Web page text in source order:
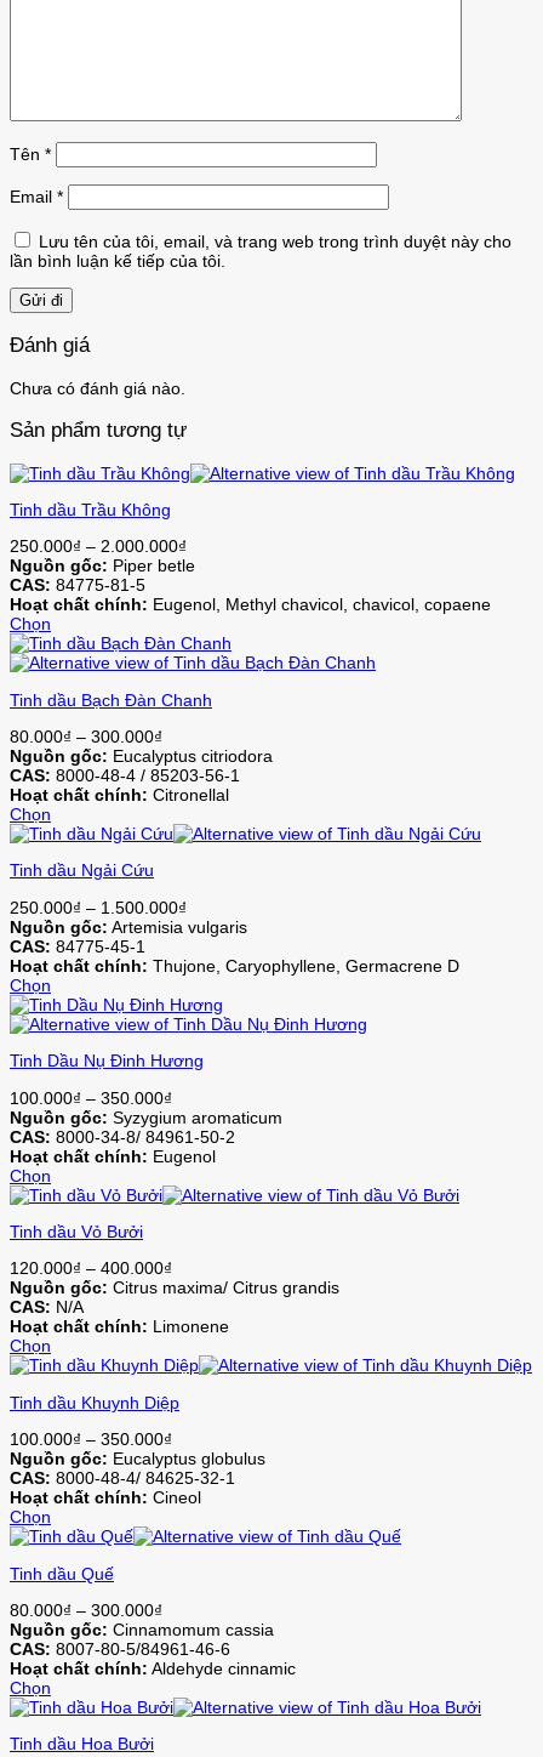
Tên *
Email *
Lưu tên của tôi, email, và trang web trong trình duyệt này cho
lần bình luận kế tiếp của tôi.
Đánh giá
Chưa có đánh giá nào.
Sản phẩm tương tự
Tinh dầu Trầu Không
250.000₫ – 2.000.000₫
giá:
250.000₫
2.000.000₫
Nguồn gốc: Piper betle
CAS: 84775-81-5
Hoạt chất chính: Eugenol, Methyl chavicol, chavicol, copaene
Chọn
Sản
phẩm
có
biến
thể.
Các
tùy
chọn
có
được
trên
trang
sản
phẩm
Tinh dầu Bạch Đàn Chanh
80.000₫ – 300.000₫
giá:
từ
80.000₫
300.000₫
Nguồn gốc: Eucalyptus citriodora
CAS: 8000-48-4 / 85203-56-1
Hoạt chất chính: Citronellal
Chọn
Sản
này
nhiều
biến
thể.
Các
tùy
chọn
có
được
trên
trang
sản
phẩm
Tinh dầu Ngải Cứu
250.000₫ – 1.500.000₫
giá:
250.000₫
1.500.000₫
Nguồn gốc: Artemisia vulgaris
CAS: 84775-45-1
Hoạt chất chính: Thujone, Caryophyllene, Germacrene D
Chọn
Sản
phẩm
có
biến
thể.
Các
tùy
chọn
có
được
trên
trang
sản
phẩm
Tinh Dầu Nụ Đinh Hương
100.000₫ – 350.000₫
giá:
từ
100.000₫
350.000₫
Nguồn gốc: Syzygium aromaticum
CAS: 8000-34-8/ 84961-50-2
Hoạt chất chính: Eugenol
Chọn
Sản
này
nhiều
biến
thể.
Các
tùy
chọn
thể
chọn
trên
trang
sản
phẩm
Tinh dầu Vỏ Bưởi
120.000₫ – 400.000₫
giá:
120.000₫
400.000₫
Nguồn gốc: Citrus maxima/ Citrus grandis
CAS: N/A
Hoạt chất chính: Limonene
Chọn
Sản
này
nhiều
biến
thể.
Các
tùy
chọn
thể
chọn
trên
trang
sản
phẩm
Tinh dầu Khuynh Diệp
100.000₫ – 350.000₫
giá:
từ
100.000₫
350.000₫
Nguồn gốc: Eucalyptus globulus
CAS: 8000-48-4/ 84625-32-1
Hoạt chất chính: Cineol
Chọn
Sản
này
nhiều
biến
thể.
Các
tùy
chọn
thể
Tinh dầu Quế
80.000₫ – 300.000₫
giá:
từ
80.000₫
300.000₫
Nguồn gốc: Cinnamomum cassia
CAS: 8007-80-5/84961-46-6
Hoạt chất chính: Aldehyde cinnamic
Chọn
Sản
này
Tinh dầu Hoa Bưởi